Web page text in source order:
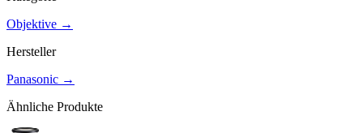
Objektive →
Hersteller
Panasonic →
Ähnliche Produkte